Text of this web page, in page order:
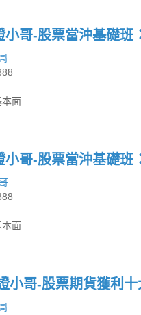
本面
本面
小哥-股票期貨獲利十